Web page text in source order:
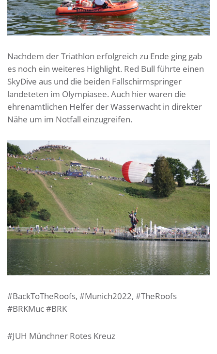
Nachdem der Triathlon erfolgreich zu Ende ging gab
es noch ein weiteres Highlight. Red Bull führte einen
SkyDive aus und die beiden Fallschirmspringer
landeteten im Olympiasee. Auch hier waren die
ehrenamtlichen Helfer der Wasserwacht in direkter
Nähe um im Notfall einzugreifen.
#BackToTheRoofs, #Munich2022, #TheRoofs
#BRKMuc #BRK
#JUH Münchner Rotes Kreuz